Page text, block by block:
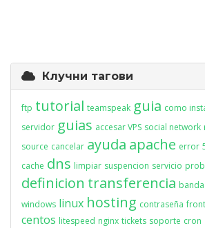
Клучни тагови
ftp tutorial teamspeak guia como
servidor guias accesar VPS social network
source cancelar ayuda apache error
cache dns limpiar suspencion servicio
definicion transferencia
windows linux hosting contraseña
centos litespeed nginx tickets soporte cron